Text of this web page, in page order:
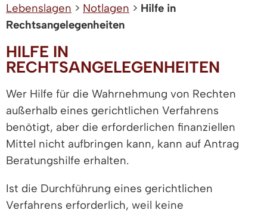
Lebenslagen > Notlagen > Hilfe in
Rechtsangelegenheiten
HILFE IN
RECHTSANGELEGENHEITEN
Wer Hilfe für die Wahrnehmung von Rechten
außerhalb eines gerichtlichen Verfahrens
benötigt, aber die erforderlichen finanziellen
Mittel nicht aufbringen kann, kann auf Antrag
Beratungshilfe erhalten.
Ist die Durchführung eines gerichtlichen
Verfahrens erforderlich, weil keine